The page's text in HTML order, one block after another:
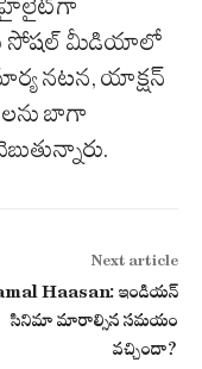
హైలైట్‌గా
సోషల్ మీడియాలో
నటన, యాక్షన్
బాగా
Next article
Haasan: ఇండియన్
సినిమా మారాల్సిన సమయం
వచ్చిందా?